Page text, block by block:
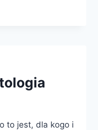
to jest, dla kogo i